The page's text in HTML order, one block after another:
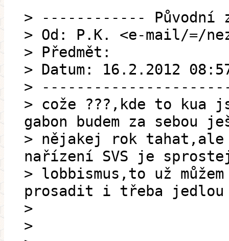
> ------------ Původní
> Od: P.K. <e-mail/=/
> Předmět:
> Datum: 16.2.2012
>
> cože ???,kde to kua
gabon budem za sebou
> nějakej rok tahat,ale
nařízení SVS je
> lobbismus,to už
prosadit i třeba
>
>